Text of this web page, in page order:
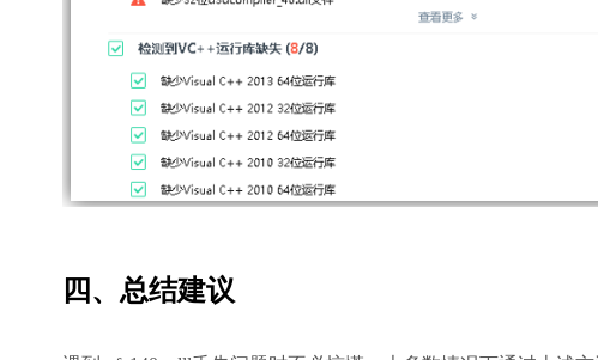
四、总结建议